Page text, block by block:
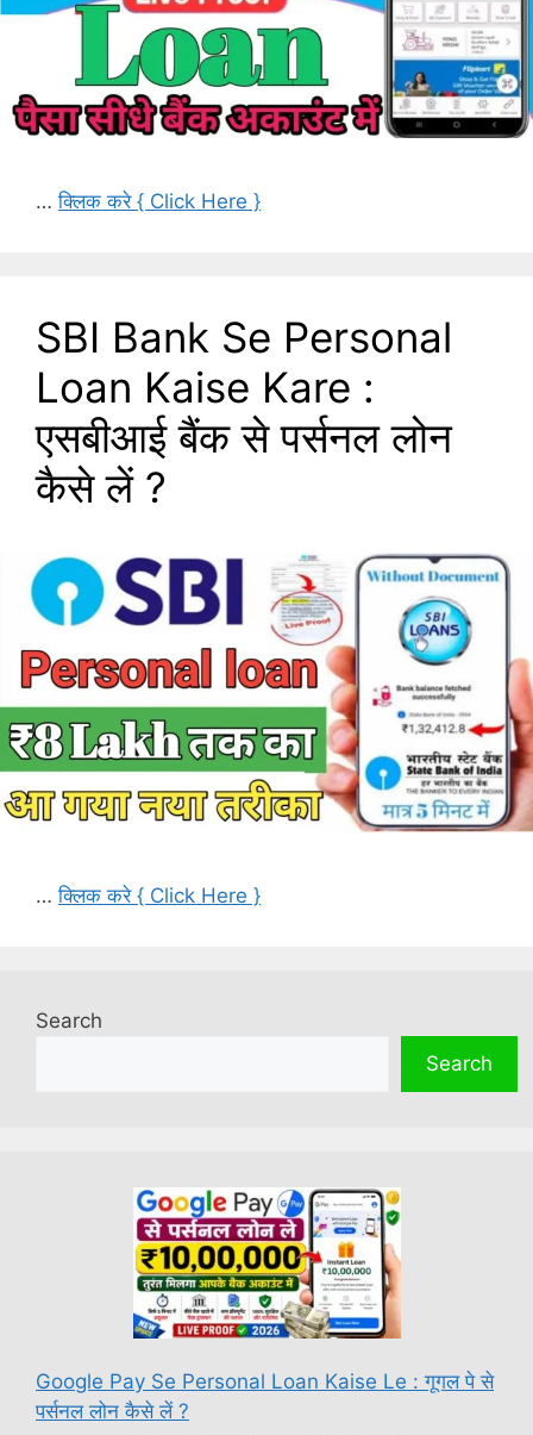
…क्लिक करे { Click Here }
SBI Bank Se Personal
Loan Kaise Kare :
एसबीआई बैंक से पर्सनल लोन
कैसे लें ?
…क्लिक करे { Click Here }
Search
Search
Google Pay Se Personal Loan Kaise Le : गूगल पे से
पर्सनल लोन कैसे लें ?